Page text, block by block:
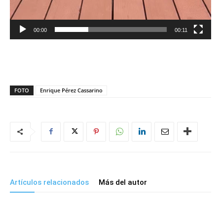
00:00 00:11
FOTO Enrique Pérez Cassarino
Artículos relacionados Más del autor